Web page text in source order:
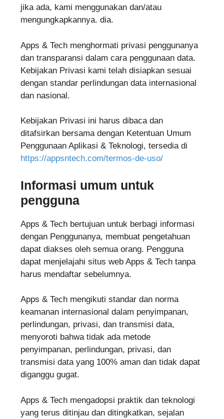
jika ada, kami menggunakan dan/atau
mengungkapkannya. dia.
Apps & Tech menghormati privasi penggunanya
dan transparansi dalam cara penggunaan data.
Kebijakan Privasi kami telah disiapkan sesuai
dengan standar perlindungan data internasional
dan nasional.
Kebijakan Privasi ini harus dibaca dan
ditafsirkan bersama dengan Ketentuan Umum
Penggunaan Aplikasi & Teknologi, tersedia di
https://appsntech.com/termos-de-uso/
Informasi umum untuk
pengguna
Apps & Tech bertujuan untuk berbagi informasi
dengan Penggunanya, membuat pengetahuan
dapat diakses oleh semua orang. Pengguna
dapat menjelajahi situs web Apps & Tech tanpa
harus mendaftar sebelumnya.
Apps & Tech mengikuti standar dan norma
keamanan internasional dalam penyimpanan,
perlindungan, privasi, dan transmisi data,
menyoroti bahwa tidak ada metode
penyimpanan, perlindungan, privasi, dan
transmisi data yang 100% aman dan tidak dapat
diganggu gugat.
Apps & Tech mengadopsi praktik dan teknologi
yang terus ditinjau dan ditingkatkan, sejalan